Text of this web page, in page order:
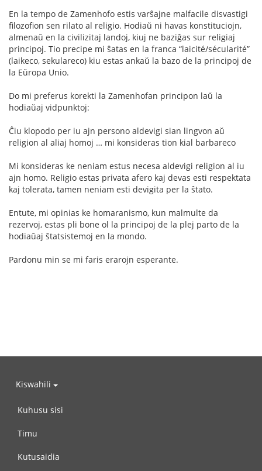
En la tempo de Zamenhofo estis varŝajne malfacile disvastigi
filozofion sen rilato al religio. Hodiaŭ ni havas konstituciojn,
almenaŭ en la civilizitaj landoj, kiuj ne baziĝas sur religiaj
principoj. Tio precipe mi ŝatas en la franca “laicité/sécularité”
(laikeco, sekulareco) kiu estas ankaŭ la bazo de la principoj de
la Eŭropa Unio.
Do mi preferus korekti la Zamenhofan principon laŭ la
hodiaŭaj vidpunktoj:
Ĉiu klopodo per iu ajn persono aldevigi sian lingvon aŭ
religion al aliaj homoj … mi konsideras tion kial barbareco
Mi konsideras ke neniam estus necesa aldevigi religion al iu
ajn homo. Religio estas privata afero kaj devas esti respektata
kaj tolerata, tamen neniam esti devigita per la ŝtato.
Entute, mi opinias ke homaranismo, kun malmulte da
rezervoj, estas pli bone ol la principoj de la plej parto de la
hodiaŭaj ŝtatsistemoj en la mondo.
Pardonu min se mi faris erarojn esperante.
Kiswahili
Kuhusu sisi
Timu
Kutusaidia